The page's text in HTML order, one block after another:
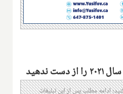
ادامه مطلب پس از این تبلیغات